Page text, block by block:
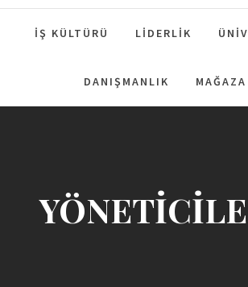
İŞ KÜLTÜRÜ LIDERLIK
DANIŞMANLIK MAĞAZA